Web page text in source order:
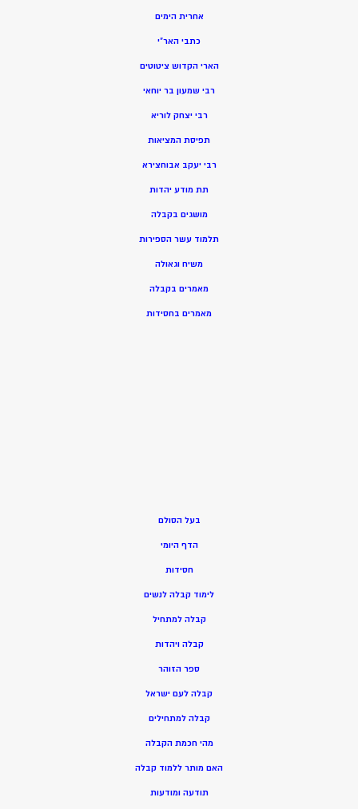
אחרית הימים
כתבי האר”י
הארי הקדוש ציטוטים
רבי שמעון בר יוחאי
רבי יצחק לוריא
תפיסת המציאות
רבי יעקב אבוחצירא
תת מודע יהדות
מושגים בקבלה
תלמוד עשר הספירות
משיח וגאולה
מאמרים בקבלה
מאמרים בחסידות
בעל הסולם
הדף היומי
חסידות
לימוד קבלה לנשים
קבלה למתחיל
קבלה ויהדות
ספר הזוהר
קבלה לעם ישראל
קבלה למתחילים
מהי חכמת הקבלה
האם מותר ללמוד קבלה
תודעה ומודעות